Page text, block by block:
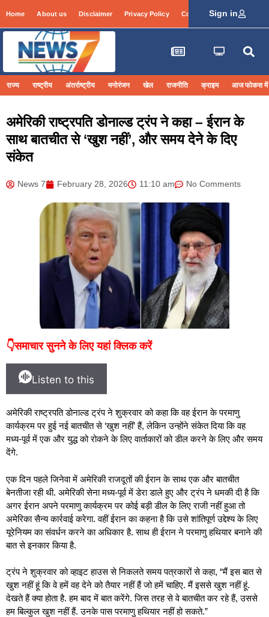
Home About us Disclaimer Privacy Policy Contact Info Login
Sign in
राज्य राष्ट्रीय अंतर्राष्ट्रीय मनोरंजन खेल राजनीति क्राइम आज फोकस में
अमेरिकी राष्ट्रपति डोनाल्ड ट्रंप ने कहा – ईरान के
साथ बातचीत से ‘खुश नहीं’, और समय देने के दिए
संकेत
News 7 February 28, 2026 11:10 am No Comments
👇समाचार सुनने के लिए यहां क्लिक करें
Listen to this
अमेरिकी राष्ट्रपति डोनाल्ड ट्रंप ने शुक्रवार को कहा कि वह ईरान के परमाणु
कार्यक्रम पर हुई नई बातचीत से ‘खुश नहीं’ हैं, लेकिन उन्होंने संकेत दिया कि वह
मध्य-पूर्व में एक और युद्ध को रोकने के लिए वार्ताकारों को डील करने के लिए और समय
देंगे.
एक दिन पहले जिनेवा में अमेरिकी राजदूतों की ईरान के साथ एक और बातचीत
बेनतीजा रही थी. अमेरिकी सेना मध्य-पूर्व में डेरा डाले हुए और ट्रंप ने धमकी दी है कि
अगर ईरान अपने परमाणु कार्यक्रम पर कोई बड़ी डील के लिए राजी नहीं हुआ तो
अमेरिका सैन्य कार्रवाई करेगा. वहीं ईरान का कहना है कि उसे शांतिपूर्ण उद्देश्य के लिए
यूरेनियम का संवर्धन करने का अधिकार है. साथ ही ईरान ने परमाणु हथियार बनाने की
बात से इनकार किया है.
ट्रंप ने शुक्रवार को व्हाइट हाउस से निकलते समय पत्रकारों से कहा, “मैं इस बात से
खुश नहीं हूं कि वे हमें वह देने को तैयार नहीं हैं जो हमें चाहिए. मैं इससे खुश नहीं हूं.
देखते हैं क्या होता है. हम बाद में बात करेंगे. जिस तरह से वे बातचीत कर रहे हैं, उससे
हम बिल्कुल खुश नहीं हैं. उनके पास परमाणु हथियार नहीं हो सकते.”